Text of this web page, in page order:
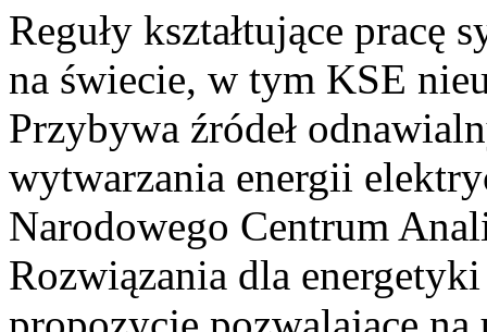
Reguły kształtujące pracę
na świecie, w tym KSE
Przybywa źródeł
wytwarzania energii
Narodowego Centrum
Rozwiązania dla